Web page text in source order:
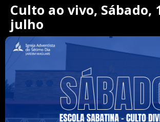
Culto ao vivo, Sábado,
julho